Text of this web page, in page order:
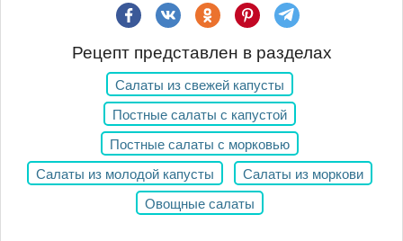
Рецепт представлен в разделах
Салаты из свежей капусты
Постные салаты с капустой
Постные салаты с морковью
Салаты из молодой капусты
Салаты из моркови
Овощные салаты